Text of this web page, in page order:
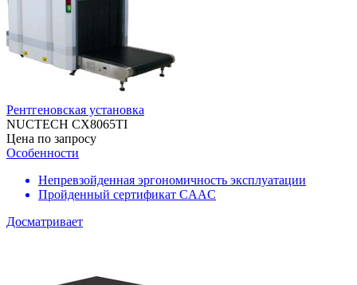
Рентгеновская установка
NUCTECH CX8065TI
Цена по запросу
Особенности
Непревзойденная эргономичность эксплуатации
Пройденный сертификат CAAC
Досматривает